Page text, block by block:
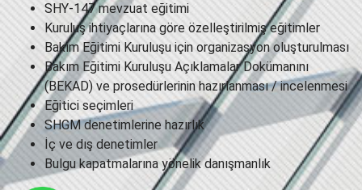
SHY-147 mevzuat eğitimi
Kuruluş ihtiyaçlarına göre özelleştirilmiş eğitimler
Bakım Eğitimi Kuruluşu için organizasyon oluşturulması
Bakım Eğitimi Kuruluşu Açıklamalar Dokümanını
(BEKAD) ve prosedürlerinin hazırlanması / incelenmesi
Eğitici seçimleri
SHGM denetimlerine hazırlık
İç ve dış denetimler
Bulgu kapatmalarına yönelik danışmanlık